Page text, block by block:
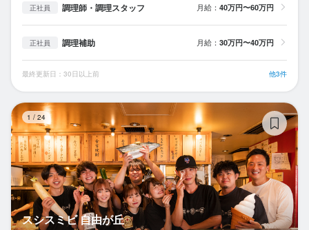
正社員 調理師・調理スタッフ 月給： 40万円〜60万円
正社員 調理補助 月給： 30万円〜40万円
最終更新日：30日以上前 他3件
1 / 24
スシスミビ 自由が丘